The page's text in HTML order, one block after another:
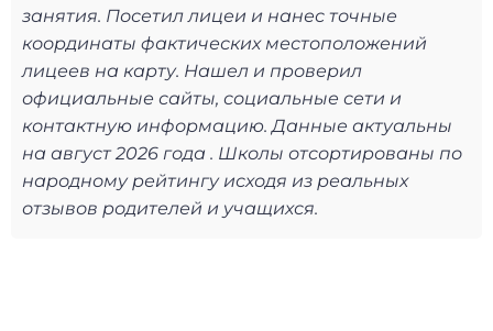
занятия. Посетил лицеи и нанес точные
координаты фактических местоположений
лицеев на карту. Нашел и проверил
официальные сайты, социальные сети и
контактную информацию. Данные актуальны
на август 2026 года . Школы отсортированы по
народному рейтингу исходя из реальных
отзывов родителей и учащихся.